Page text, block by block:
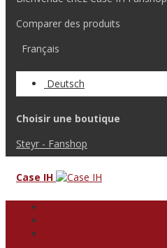
Comparer des produits
Français
Deutsch
Choisir une boutique
Steyr - Fanshop
Case IH